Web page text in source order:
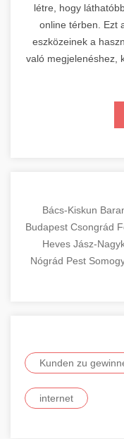
létre, hogy
online térben. Ezt
eszközeinek a
való megjelenéshez,
Bács-Kiskun
Budapest Csongrád
Heves Jász-
Nógrád Pest
Kunden zu
internet